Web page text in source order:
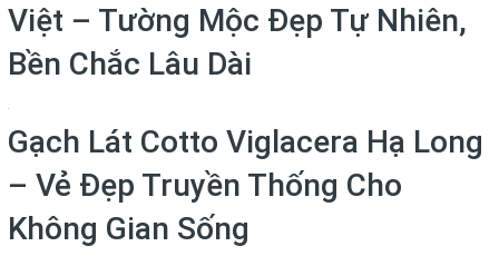
Việt – Tường Mộc Đẹp Tự Nhiên,
Bền Chắc Lâu Dài
Gạch Lát Cotto Viglacera Hạ Long
– Vẻ Đẹp Truyền Thống Cho
Không Gian Sống